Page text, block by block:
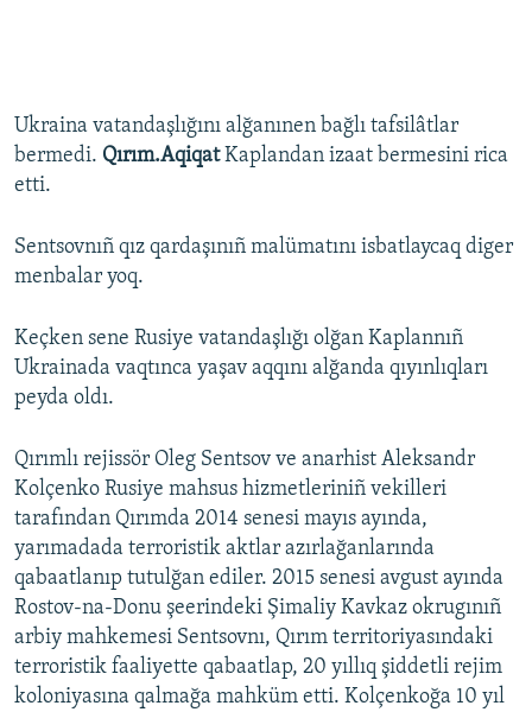
Ukraina vatandaşlığını alğanınen bağlı tafsilâtlar
bermedi. Qırım.AqiqatKaplandan izaat bermesini rica
etti.
Sentsovnıñ qız qardaşınıñ malümatını isbatlaycaq diger
menbalar yoq.
Keçken sene Rusiye vatandaşlığı olğan Kaplannıñ
Ukrainada vaqtınca yaşav aqqını alğanda qıyınlıqları
peyda oldı.
Qırımlı rejissör Oleg Sentsov ve anarhist Aleksandr
Kolçenko Rusiye mahsus hizmetleriniñ vekilleri
tarafından Qırımda 2014 senesi mayıs ayında,
yarımadada terroristik aktlar azırlağanlarında
qabaatlanıp tutulğan ediler. 2015 senesi avgust ayında
Rostov-na-Donu şeerindeki Şimaliy Kavkaz okrugınıñ
arbiy mahkemesi Sentsovnı, Qırım territoriyasındaki
terroristik faaliyette qabaatlap, 20 yıllıq şiddetli rejim
koloniyasına qalmağa mahküm etti. Kolçenkoğa 10 yıl